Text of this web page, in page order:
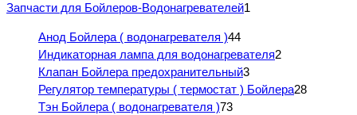
Запчасти для Бойлеров-Водонагревателей1
Анод Бойлера ( водонагревателя )44
Индикаторная лампа для водонагревателя2
Клапан Бойлера предохранительный3
Регулятор температуры ( термостат ) Бойлера28
Тэн Бойлера ( водонагревателя )73